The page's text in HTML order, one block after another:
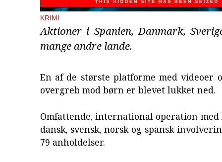
KRIMI
Aktioner i Spanien, Danmark,
mange andre lande.
En af de største platforme med videoer
overgreb mod børn er blevet lukket ned.
Omfattende, international operation
dansk, svensk, norsk og spansk
79 anholdelser.